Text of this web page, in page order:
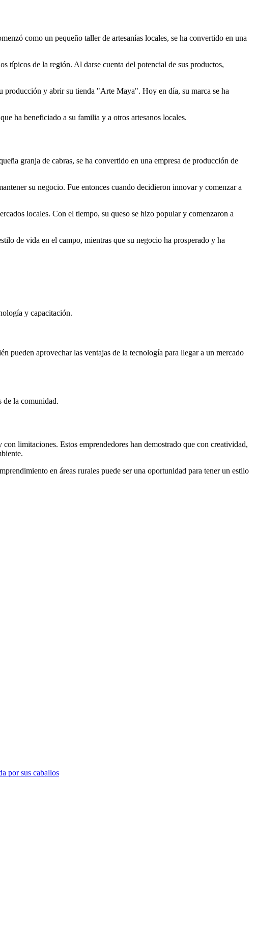
como un pequeño taller de artesanías locales, se ha convertido en una
típicos de la región. Al darse cuenta del potencial de sus productos,
producción y abrir su tienda "Arte Maya". Hoy en día, su marca se ha
ha beneficiado a su familia y a otros artesanos locales.
granja de cabras, se ha convertido en una empresa de producción de
su negocio. Fue entonces cuando decidieron innovar y comenzar a
locales. Con el tiempo, su queso se hizo popular y comenzaron a
de vida en el campo, mientras que su negocio ha prosperado y ha
y capacitación.
pueden aprovechar las ventajas de la tecnología para llegar a un mercado
de la comunidad.
limitaciones. Estos emprendedores han demostrado que con creatividad,
en áreas rurales puede ser una oportunidad para tener un estilo
por sus caballos